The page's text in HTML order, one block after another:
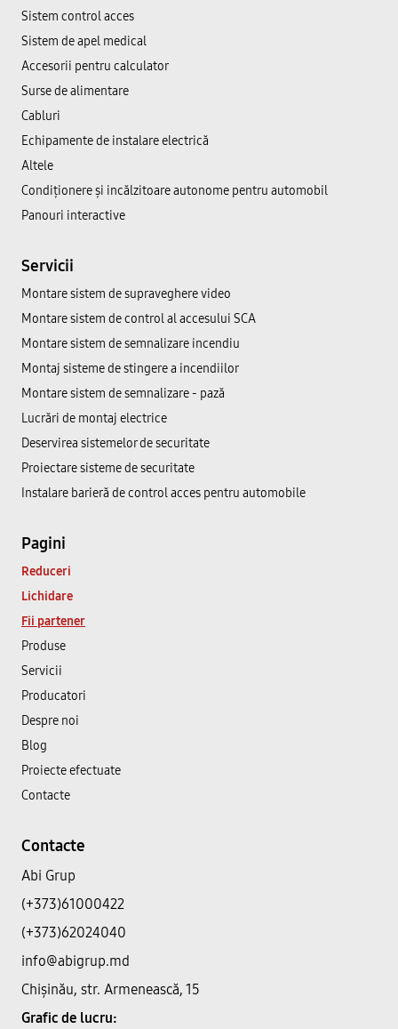
Sistem control acces
Sistem de apel medical
Accesorii pentru calculator
Surse de alimentare
Cabluri
Echipamente de instalare electrică
Altele
Condiționere și incălzitoare autonome pentru automobil
Panouri interactive
Servicii
Montare sistem de supraveghere video
Montare sistem de control al accesului SCA
Montare sistem de semnalizare incendiu
Montaj sisteme de stingere a incendiilor
Montare sistem de semnalizare - pază
Lucrări de montaj electrice
Deservirea sistemelor de securitate
Proiectare sisteme de securitate
Instalare barieră de control acces pentru automobile
Pagini
Reduceri
Lichidare
Fii partener
Produse
Servicii
Producatori
Despre noi
Blog
Proiecte efectuate
Contacte
Contacte
Abi Grup
(+373)61000422
(+373)62024040
info@abigrup.md
Chișinău, str. Armenească, 15
Grafic de lucru: